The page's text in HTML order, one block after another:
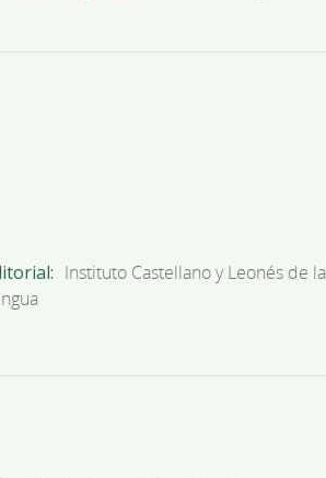
Instituto Castellano y Leonés de la